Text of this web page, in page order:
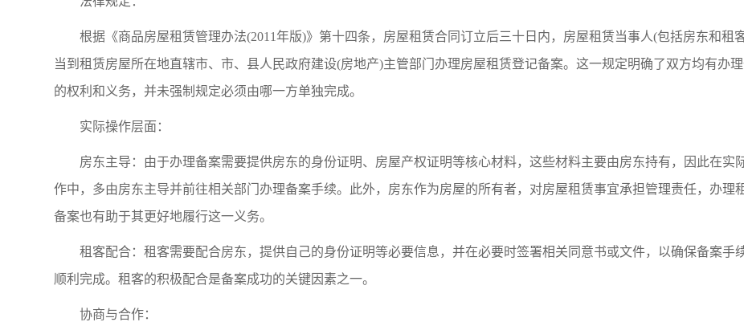
根据《商品房屋租赁管理办法(2011年版)》第十四条，房屋租赁合同订立后三十日内，房屋租赁当事人(包括房东和租
当到租赁房屋所在地直辖市、市、县人民政府建设(房地产)主管部门办理房屋租赁登记备案。这一规定明确了双方均有办
的权利和义务，并未强制规定必须由哪一方单独完成。
实际操作层面：
房东主导：由于办理备案需要提供房东的身份证明、房屋产权证明等核心材料，这些材料主要由房东持有，因此在实
作中，多由房东主导并前往相关部门办理备案手续。此外，房东作为房屋的所有者，对房屋租赁事宜承担管理责任，办理
备案也有助于其更好地履行这一义务。
租客配合：租客需要配合房东，提供自己的身份证明等必要信息，并在必要时签署相关同意书或文件，以确保备案手
顺利完成。租客的积极配合是备案成功的关键因素之一。
协商与合作：